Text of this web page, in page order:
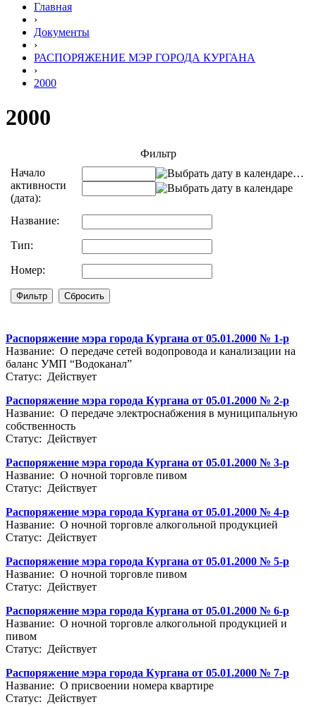
Главная
›
Документы
›
РАСПОРЯЖЕНИЕ МЭР ГОРОДА КУРГАНА
›
2000
2000
Фильтр
Начало
активности
(дата):
…
Название:
Тип:
Номер:
Распоряжение мэра города Кургана от 05.01.2000 № 1-р
Название: О передаче сетей водопровода и канализации на
баланс УМП “Водоканал”
Статус: Действует
Распоряжение мэра города Кургана от 05.01.2000 № 2-р
Название: О передаче электроснабжения в муниципальную
собственность
Статус: Действует
Распоряжение мэра города Кургана от 05.01.2000 № 3-р
Название: О ночной торговле пивом
Статус: Действует
Распоряжение мэра города Кургана от 05.01.2000 № 4-р
Название: О ночной торговле алкогольной продукцией
Статус: Действует
Распоряжение мэра города Кургана от 05.01.2000 № 5-р
Название: О ночной торговле пивом
Статус: Действует
Распоряжение мэра города Кургана от 05.01.2000 № 6-р
Название: О ночной торговле алкогольной продукцией и
пивом
Статус: Действует
Распоряжение мэра города Кургана от 05.01.2000 № 7-р
Название: О присвоении номера квартире
Статус: Действует